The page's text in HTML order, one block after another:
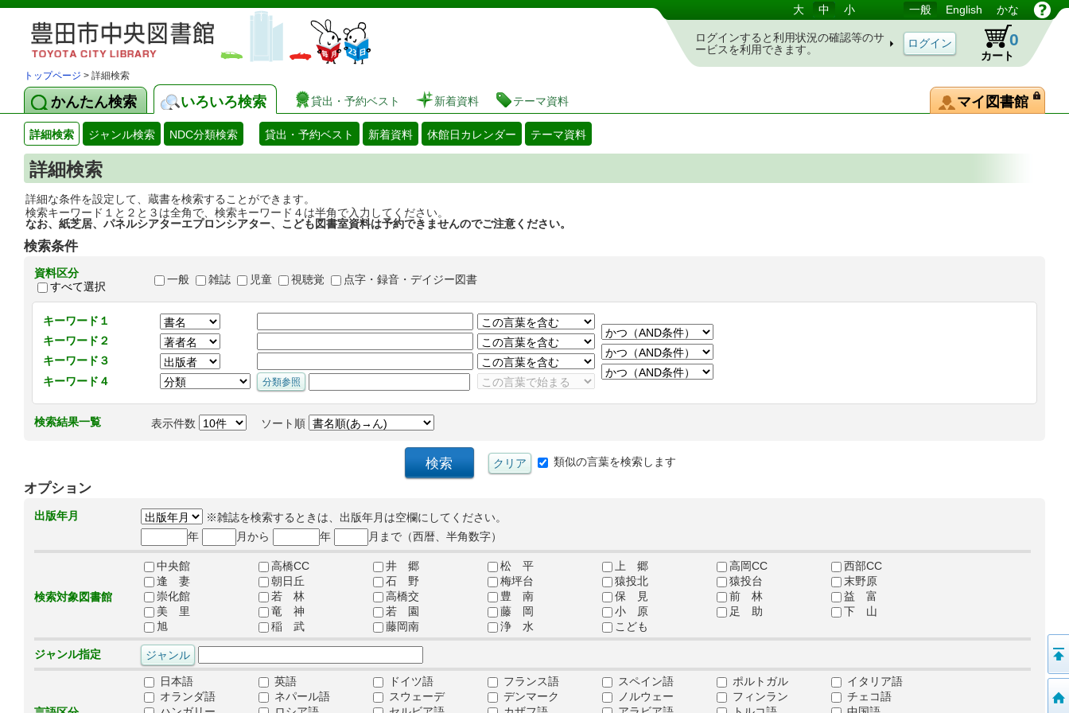
図書館 蔵書検索・予約システム 大 中 小 一般 English かな
ログインすると利用状況の確認等のサ
ービスを利用できます。
カート
0
トップページ > 詳細検索
かんたん検索 いろいろ検索 貸出・予約ベスト 新着資料 テーマ資料 マイ図書館
詳細検索 ジャンル検索 NDC分類検索 貸出・予約ベスト 新着資料 休館日カレンダー テーマ資料
詳細検索
詳細な条件を設定して、蔵書を検索することができます。
検索キーワード１と２と３は全角で、検索キーワード４は半角で入力してください。
なお、紙芝居、パネルシアターエプロンシアター、こども図書室資料は予約できませんのでご注意ください。
検索条件
資料区分
すべて選択
一般 雑誌 児童 視聴覚 点字・録音・デイジー図書
キーワード１
キーワード２
キーワード３
キーワード４
検索結果一覧 表示件数 ソート順
類似の言葉を検索します
オプション
出版年月
※雑誌を検索するときは、出版年月は空欄にしてください。
年
月から 年 月まで（西暦、半角数字）
検索対象図書館
中央館 高橋CC 井 郷 松 平 上 郷 高岡CC
西部CC
逢 妻
朝日丘 石 野 梅坪台 猿投北 猿投台
末野原
崇化館
若 林 高橋交 豊 南 保 見 前 林
益 富
美 里
竜 神 若 園 藤 岡 小 原 足 助
下 山
旭
稲 武 藤岡南 浄 水 こども
ジャンル指定
日本語 英語 ドイツ語 フランス語 スペイン語 ポルトガル
イタリア語
オランダ語
ネパール語 スウェーデ デンマーク ノルウェー フィンラン
チェコ語